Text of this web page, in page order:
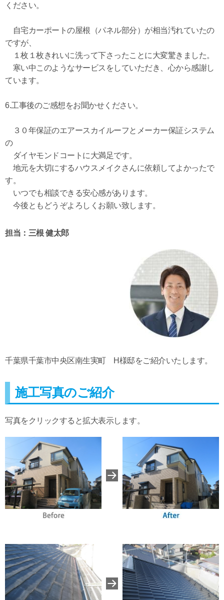
ください。
自宅カーポートの屋根（パネル部分）が相当汚れていたの
ですが、
１枚１枚きれいに洗って下さったことに大変驚きました。
寒い中このようなサービスをしていただき、心から感謝し
ています。
6.工事後のご感想をお聞かせください。
３０年保証のエアースカイルーフとメーカー保証システム
の
ダイヤモンドコートに大満足です。
地元を大切にするハウスメイクさんに依頼してよかったで
す。
いつでも相談できる安心感があります。
今後ともどうぞよろしくお願い致します。
担当：三根 健太郎
千葉県千葉市中央区南生実町 H様邸をご紹介いたします。
施工写真のご紹介
写真をクリックすると拡大表示します。